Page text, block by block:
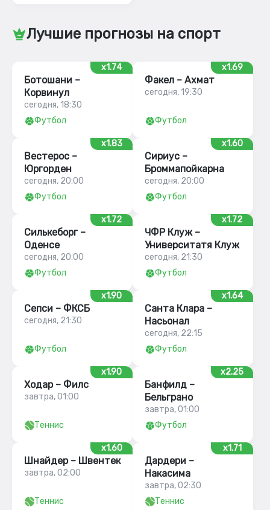
Лучшие прогнозы на спорт
x1.74
Ботошани –
Корвинул
сегодня, 18:30
Футбол
x1.69
Факел – Ахмат
сегодня, 19:30
Футбол
x1.83
Вестерос –
Юргорден
сегодня, 20:00
Футбол
x1.60
Сириус –
Броммапойкарна
сегодня, 20:00
Футбол
x1.72
Силькеборг –
Оденсе
сегодня, 20:00
Футбол
x1.72
ЧФР Клуж –
Университатя Клуж
сегодня, 21:30
Футбол
x1.90
Сепси – ФКСБ
сегодня, 21:30
Футбол
x1.64
Санта Клара –
Насьонал
сегодня, 22:15
Футбол
x1.90
Ходар – Филс
завтра, 01:00
Теннис
x2.25
Банфилд –
Бельграно
завтра, 01:00
Футбол
x1.60
Шнайдер – Швентек
завтра, 02:00
Теннис
x1.71
Дардери –
Накасима
завтра, 02:30
Теннис